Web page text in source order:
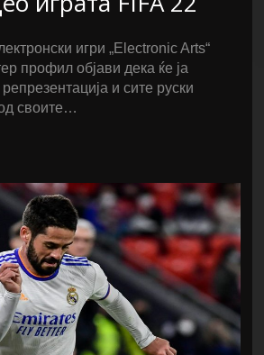
игри „Electronic Arts“
профил објави дека ќе ја
и сите руски
своите…